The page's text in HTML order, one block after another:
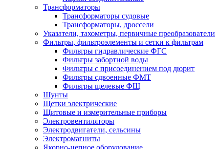
Трансформаторы
Трансформаторы судовые
Трансформаторы, дроссели
Указатели, тахометры, первичные преобразователи
Фильтры, фильтроэлементы и сетки к фильтрам
Фильтры гидравлические ФГС
Фильтры забортной воды
Фильтры с присоединением под дюрит
Фильтры сдвоенные ФМТ
Фильтры щелевые ФЩ
Шунты
Щетки электрические
Щитовые и измерительные приборы
Электровентиляторы
Электродвигатели, сельсины
Электромагниты
Якорно-цепное оборудование